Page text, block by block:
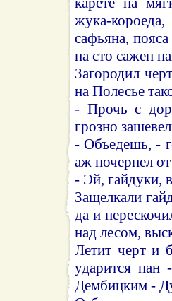
жука-
сафьяна,
на сто сажен
Загородил
на Полесье
- Прочь с
грозно
- Объедешь, -
аж почернел
- Эй, гайдуки,
Защелкали
да и
над лесом,
Летит черт и
ударится пан
Дембицким -